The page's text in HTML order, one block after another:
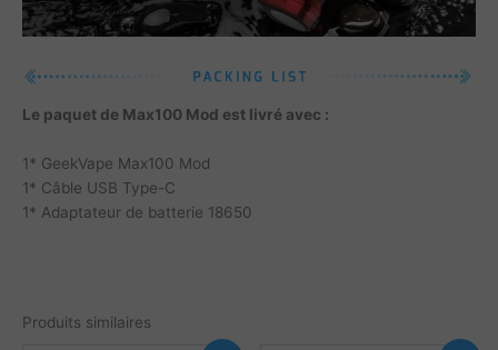
Le paquet de Max100 Mod est livré avec :
1* GeekVape Max100 Mod
1* Câble USB Type-C
1* Adaptateur de batterie 18650
Produits similaires